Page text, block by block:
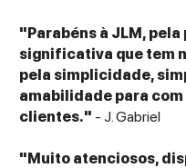
"Parabéns à JLM, pela
significativa que tem
pela simplicidade,
amabilidade para com
clientes." - J. Gabriel
"Muito atenciosos,